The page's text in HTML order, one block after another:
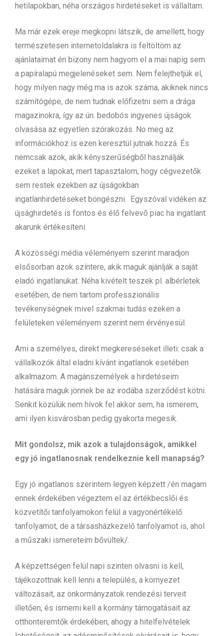
hetilapokban, néha országos hirdetéseket is vállaltam.
Ma már ezek ereje megkopni látszik, de amellett, hogy
természetesen internetoldalakra is feltöltöm az
ajánlataimat én bizony nem hagyom el a mai napig sem
a papíralapú megjelenéseket sem. Nem felejthetjük el,
hogy milyen nagy még ma is azok száma, akiknek nincs
számítógépe, de nem tudnak előfizetni sem a drága
magazinokra, így az ún. bedobós ingyenes újságok
olvasása az egyetlen szórakozás. No meg az
információkhoz is ezen keresztül jutnak hozzá. És
nemcsak azok, akik kényszerűségből használják
ezeket a lapokat, mert tapasztalom, hogy cégvezetők
sem restek ezekben az újságokban
ingatlanhirdetéseket böngészni. Egyszóval vidéken az
újsághirdetés is fontos és élő felvevő piac ha ingatlant
akarunk értékesíteni.
A közösségi média véleményem szerint maradjon
elsősorban azok színtere, akik maguk ajánlják a saját
eladó ingatlanukat. Néha kivételt teszek pl. albérletek
esetében, de nem tartom professzionális
tevékenységnek mivel szakmai tudás ezeken a
felületeken véleményem szerint nem érvényesül.
Ami a személyes, direkt megkereséseket illeti: csak a
vállalkozók által eladni kívánt ingatlanok esetében
alkalmazom. A magánszemélyek a hirdetéseim
hatására maguk jönnek be az irodába szerződést kötni.
Senkit közülük nem hívok fel akkor sem, ha ismerem,
ami ilyen kisvárosban pedig gyakorta megesik.
Mit gondolsz, mik azok a tulajdonságok, amikkel
egy jó ingatlanosnak rendelkeznie kell manapság?
Egy jó ingatlanos szerintem legyen képzett /én magam
ennek érdekében végeztem el az értékbecslői és
közvetítői tanfolyamokon felül a vagyonértékelő
tanfolyamot, de a társasházkezelő tanfolyamot is, ahol
a műszaki ismereteim bővültek/.
A képzettségen felül napi szinten olvasni is kell,
tájékozottnak kell lenni a település, a környezet
változásait, az önkormányzatok rendezési terveit
illetően, és ismerni kell a kormány támogatásait az
otthonteremtők érdekében, ahogy a hitelfelvételek